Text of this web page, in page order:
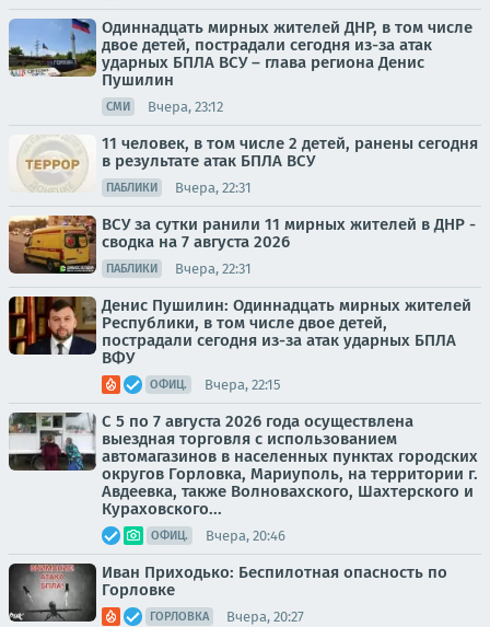
Одиннадцать мирных жителей ДНР, в том числе
двое детей, пострадали сегодня из-за атак
ударных БПЛА ВСУ – глава региона Денис
Пушилин
СМИ Вчера, 23:12
11 человек, в том числе 2 детей, ранены сегодня
в результате атак БПЛА ВСУ
ПАБЛИКИ Вчера, 22:31
ВСУ за сутки ранили 11 мирных жителей в ДНР -
сводка на 7 августа 2026
ПАБЛИКИ Вчера, 22:31
Денис Пушилин: Одиннадцать мирных жителей
Республики, в том числе двое детей,
пострадали сегодня из-за атак ударных БПЛА
ВФУ
ОФИЦ. Вчера, 22:15
С 5 по 7 августа 2026 года осуществлена
выездная торговля с использованием
автомагазинов в населенных пунктах городских
округов Горловка, Мариуполь, на территории г.
Авдеевка, также Волновахского, Шахтерского и
Кураховского...
ОФИЦ. Вчера, 20:46
Иван Приходько: Беспилотная опасность по
Горловке
ГОРЛОВКА Вчера, 20:27